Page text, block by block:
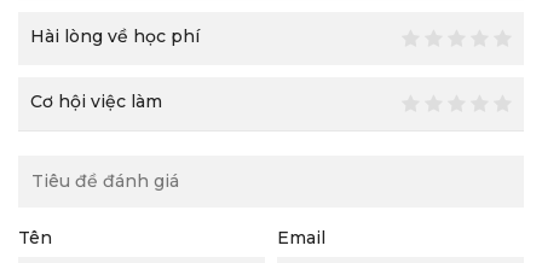
Hài lòng về học phí
Cơ hội việc làm
Tên Email